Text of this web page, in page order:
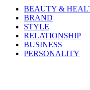
BEAUTY &
BRAND
STYLE
RELATIONSHIP
BUSINESS
PERSONALITY